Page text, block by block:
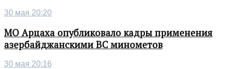
30 мая 20:20
МО Арцаха опубликовало кадры применения
азербайджанскими ВС минометов
30 мая 20:16